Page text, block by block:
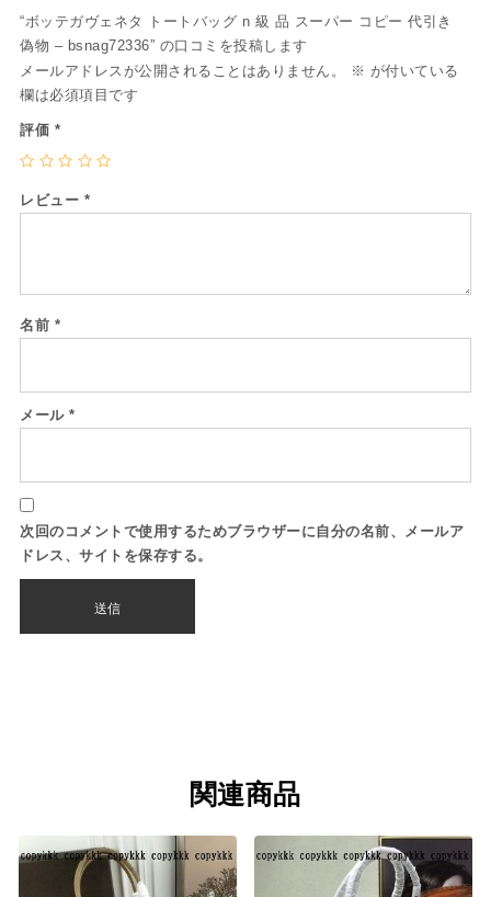
“ボッテガヴェネタ トートバッグ n 級 品 スーパー コピー 代引き
偽物 – bsnag72336” の口コミを投稿します
メールアドレスが公開されることはありません。
※ が付いている
欄は必須項目です
評価 *
レビュー *
名前 *
メール*
次回のコメントで使用するためブラウザーに自分の名前、メールア
ドレス、サイトを保存する。
関連商品